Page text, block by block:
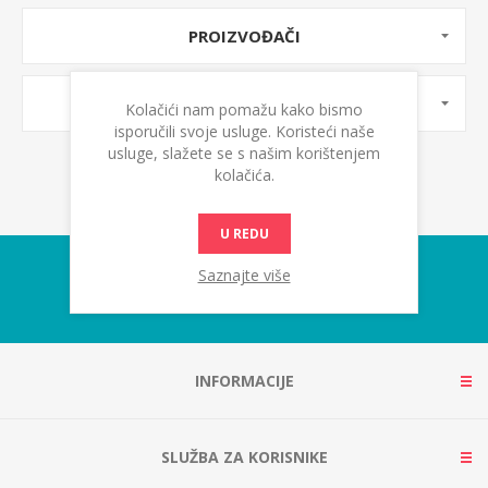
PROIZVOĐAČI
OZNAKE PROIZVODA
INFORMACIJE
SLUŽBA ZA KORISNIKE
Kolačići nam pomažu kako bismo
isporučili svoje usluge. Koristeći naše
usluge, slažete se s našim korištenjem
kolačića.
U REDU
Saznajte više